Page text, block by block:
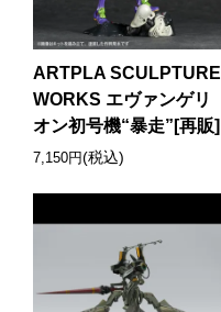
ARTPLA SCULPTURE
WORKS エヴァンゲリ
オン初号機“暴走”[再販]
7,150円(税込)